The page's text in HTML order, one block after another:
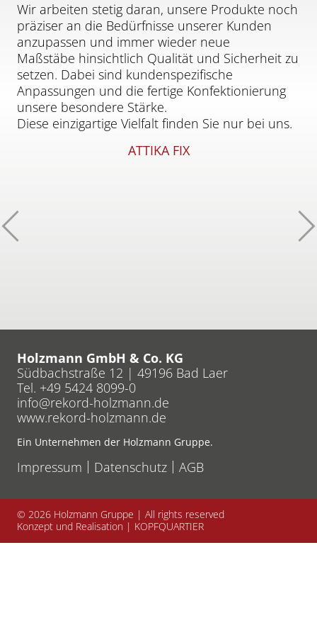
Wir arbeiten stetig daran, unsere Produkte noch
präziser an die Bedürfnisse unserer Kunden
anzupassen und immer wieder neue
Maßstäbe hinsichtlich Qualität und Sicherheit zu
setzen. Dabei sind kundenspezifische
Anpassungen und die fertige Konfektionierung
unsere besondere Stärke.
Diese einzigartige Vielfalt finden Sie nur bei uns.
ATTIKA FIX
Zurück
Holzmann GmbH & Co. KG
Südbachstraße 12 | 49196 Bad Laer
Tel. +49 5424 8099-0
info
rekord-holzmann de
www.rekord-holzmann.de
Ein Unternehmen der Holzmann Gruppe.
Impressum Datenschutz AGB
© 2026 Holzmann Gruppe | All rights reserved
Konzept und Realisation | KOPFQUARTIER